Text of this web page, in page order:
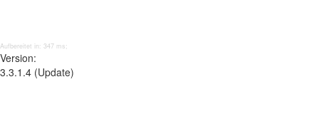
Aufbereitet in: 347 ms;
Version:
3.3.1.4 (Update)